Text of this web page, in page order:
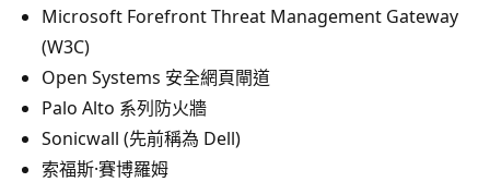
Microsoft Forefront Threat Management Gateway
(W3C)
Open Systems 安全網頁閘道
Palo Alto 系列防火牆
Sonicwall (先前稱為 Dell)
索福斯·賽博羅姆